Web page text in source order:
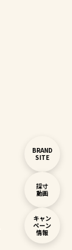
BRAND
SITE
採寸
動画
キャン
ペーン
情報